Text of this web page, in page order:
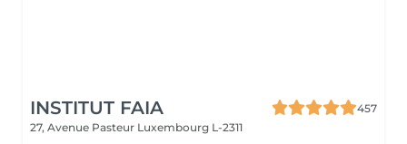
INSTITUT FAIA
457
27, Avenue Pasteur Luxembourg L-2311